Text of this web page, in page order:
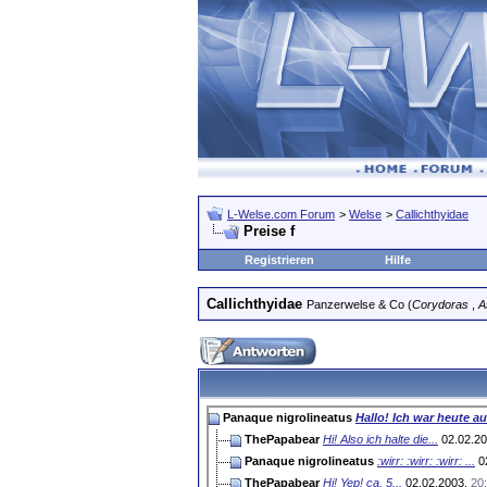
L-Welse.com Forum > Welse > Callichthyidae
Preise f
Registrieren
Hilfe
Callichthyidae Panzerwelse & Co (Corydoras
Panaque nigrolineatus Hallo! Ich war heute
ThePapabear Hi! Also ich halte die...
Panaque nigrolineatus :wirr: :wirr: :wirr: ...
ThePapabear Hi! Yep! ca. 5... 02.02.2003,